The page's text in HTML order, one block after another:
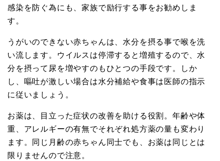
感染を防ぐ為にも、家族で励行する事をお勧めしま
す。
うがいのできない赤ちゃんは、水分を摂る事で喉を洗
い流します。ウイルスは停滞すると増殖するので、水
分を摂って尿を増やすのもひとつの手段です。しか
し、嘔吐が激しい場合は水分補給や食事は医師の指示
に従いましょう。
お薬は、目立った症状の改善を助ける役割。年齢や体
重、アレルギーの有無でそれぞれ処方薬の量も変わり
ます。同じ月齢の赤ちゃん同士でも、お薬は同じとは
限りませんので注意。